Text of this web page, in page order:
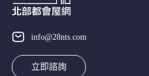
info@28nts.com
立即諮詢